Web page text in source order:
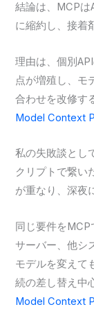
結論は、MCPは
に縮約し、接着
理由は、個別
点が増殖し、モ
合わせを改修す
Model Context
私の失敗談とし
クリプトで繋い
が重なり、深夜
同じ要件を
サーバー、他シ
モデルを変えて
続の差し替え中
Model Context